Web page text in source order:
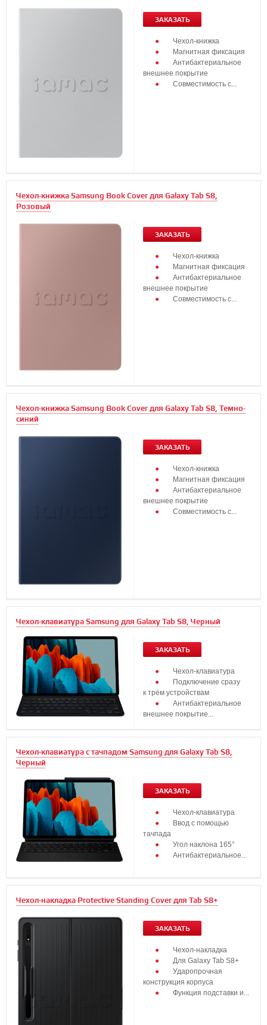
ЗАКАЗАТЬ
Чехол-книжка
Магнитная фиксация
Антибактериальное
внешнее покрытие
Совместимость с...
Чехол-книжка Samsung Book Cover для Galaxy Tab S8,
Розовый
ЗАКАЗАТЬ
Чехол-книжка
Магнитная фиксация
Антибактериальное
внешнее покрытие
Совместимость с...
Чехол-книжка Samsung Book Cover для Galaxy Tab S8, Темно-
синий
ЗАКАЗАТЬ
Чехол-книжка
Магнитная фиксация
Антибактериальное
внешнее покрытие
Совместимость с...
Чехол-клавиатура Samsung для Galaxy Tab S8, Черный
ЗАКАЗАТЬ
Чехол-клавиатура
Подключение сразу
к трём устройствам
Антибактериальное
внешнее покрытие...
Чехол-клавиатура с тачпадом Samsung для Galaxy Tab S8,
Черный
ЗАКАЗАТЬ
Чехол-клавиатура
Ввод с помощью
тачпада
Угол наклона 165°
Антибактериальное...
Чехол-накладка Protective Standing Cover для Tab S8+
ЗАКАЗАТЬ
Чехол-накладка
Для Galaxy Tab S8+
Ударопрочная
конструкция корпуса
Функция подставки и...